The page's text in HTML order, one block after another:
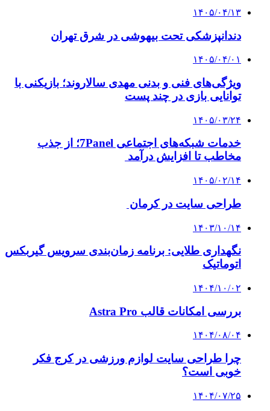
۱۴۰۵/۰۴/۱۳
دندانپزشکی تحت بیهوشی در شرق تهران
۱۴۰۵/۰۴/۰۱
ویژگی‌های فنی و بدنی مهدی سالاروند؛ بازیکنی با
توانایی بازی در چند پست
۱۴۰۵/۰۳/۲۴
خدمات شبکه‌های اجتماعی 7Panel؛ از جذب
مخاطب تا افزایش درآمد
۱۴۰۵/۰۲/۱۴
طراحی سایت در کرمان
۱۴۰۳/۱۰/۱۴
نگهداری طلایی: برنامه زمان‌بندی سرویس گیربکس
اتوماتیک
۱۴۰۴/۱۰/۰۲
بررسی امکانات قالب Astra Pro
۱۴۰۴/۰۸/۰۴
چرا طراحی سایت لوازم ورزشی در کرج فکر
خوبی است؟
۱۴۰۴/۰۷/۲۵